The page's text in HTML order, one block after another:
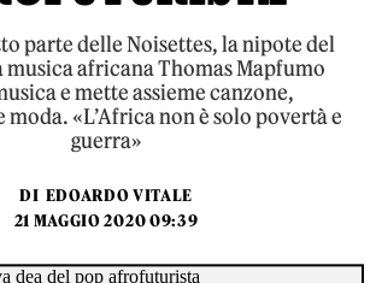
parte delle Noisettes, la nipote del
musica africana Thomas Mapfumo
e mette assieme canzone,
«L’Africa non è solo povertà e
guerra»
DI EDOARDO VITALE
21 MAGGIO 2020 09:39